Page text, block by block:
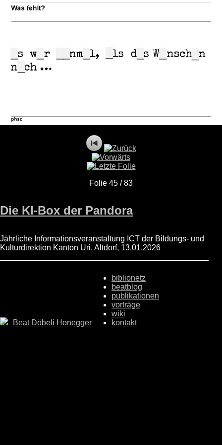
Folie 45 / 83
Die KI-Box der Pandora
Jährliche Informationsveranstaltung ICT der Bildungs- und
Kulturdirektion Kanton Uri, Altdorf, 13.01.2026
Beat Döbeli Honegger
biblionetz
beatblog
publikationen
vorträge
wiki
kontakt